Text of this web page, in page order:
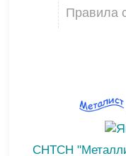
Правила
СНТСН